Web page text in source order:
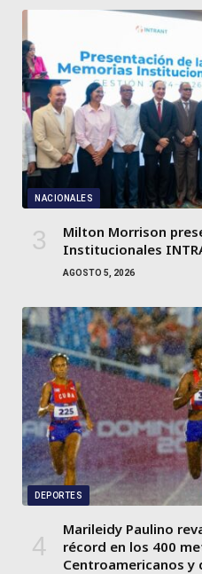
NACIONALES
Milton Morrison
Institucionales
AGOSTO 5, 2026
DEPORTES
Marileidy Paulino
récord en los 400
Centroamericanos y